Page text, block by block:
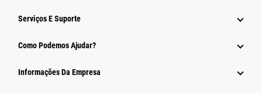
Serviços E Suporte
Como Podemos Ajudar?
Informações Da Empresa